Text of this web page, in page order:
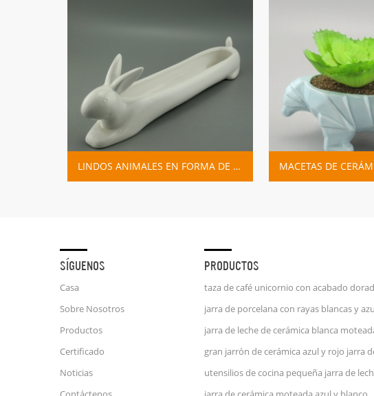
LINDOS ANIMALES EN FORMA DE DIBUJOS ANIMADOS DECORACIÓN DEL HOGAR JARDINERA MACETAS MACETAS DE CERÁMICA DINOSAURIO DE DIBUJOS ANIMADOS
SÍGUENOS
Casa
Sobre Nosotros
Productos
Certificado
Noticias
PRODUCTOS